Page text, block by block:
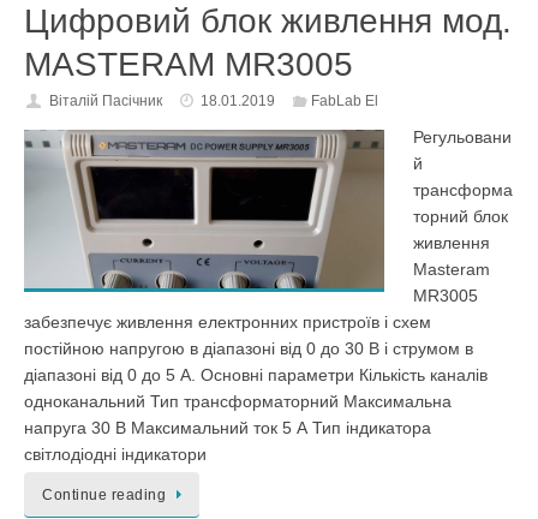
b
o
o
k
Цифровий блок живлення мод.
MASTERAM MR3005
Віталій Пасічник 18.01.2019 FabLab El
Регульовани
й
трансформа
торний блок
живлення
Masteram
MR3005
забезпечує живлення електронних пристроїв і схем
постійною напругою в діапазоні від 0 до 30 В і струмом в
діапазоні від 0 до 5 А. Основні параметри Кількість каналів
одноканальний Тип трансформаторний Максимальна
напруга 30 В Максимальний ток 5 А Тип індикатора
світлодіодні індикатори
Continue reading